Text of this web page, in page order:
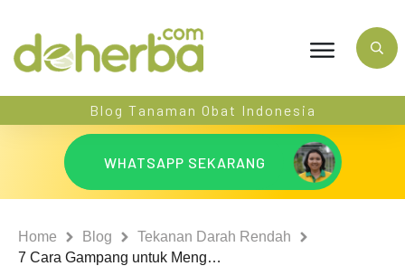
Blog Tanaman Obat Indonesia
WHATSAPP SEKARANG
Home Blog
Tekanan Darah Rendah
7 Cara Gampang untuk Mengatasi Tekanan Darah Rendah